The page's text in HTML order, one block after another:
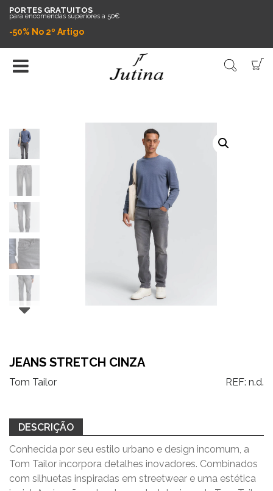
PORTES GRATUITOS
para encomendas superiores a 50€
-50% No 2º Artigo
JEANS STRETCH CINZA
Tom Tailor REF: n.d.
DESCRIÇÃO
Conhecida por seu estilo urbano e design incomum, a
Tom Tailor incorpora detalhes inovadores. Combinados
com silhuetas inspiradas em streetwear e uma estética